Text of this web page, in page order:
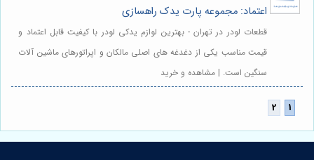
اعتماد: مجموعه پارت یدک راهسازی
قطعات لودر در تهران - بهترین لوازم یدکی لودر با کیفیت قابل اعتماد و
قیمت مناسب یکی از دغدغه های اصلی مالکان و اپراتورهای ماشین آلات
سنگین است. | مشاهده و خرید